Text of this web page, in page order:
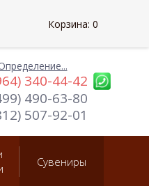
340-44-42
490-63-80
507-92-01
Сувениры
Корзина: 0